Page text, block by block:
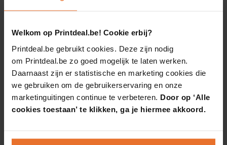
Welkom op Printdeal.be! Cookie erbij?
Printdeal.be gebruikt cookies. Deze zijn nodig
om Printdeal.be zo goed mogelijk te laten werken.
Daarnaast zijn er statistische en marketing cookies die
we gebruiken om de gebruikerservaring en onze
marketinguitingen continue te verbeteren. Door op ‘Alle
cookies toestaan’ te klikken, ga je hiermee akkoord.